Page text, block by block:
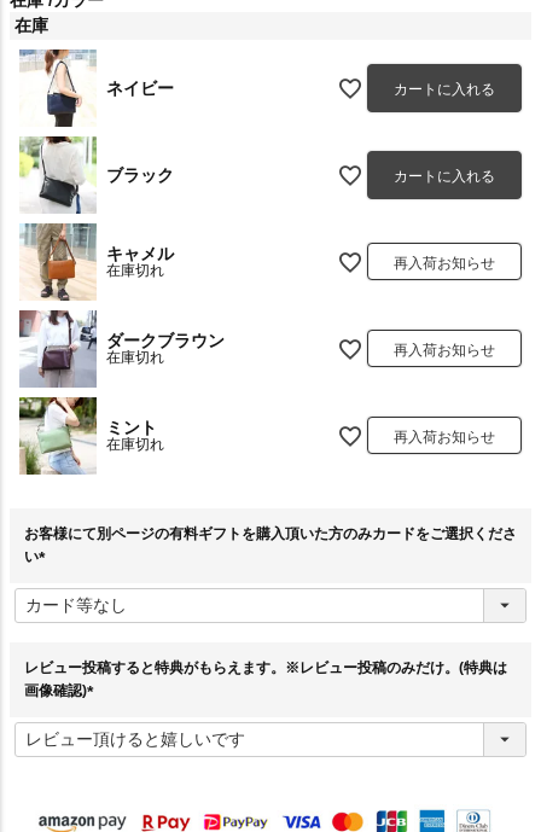
在庫
ネイビー カートに入れる
ブラック カートに入れる
キャメル
在庫切れ 再入荷お知らせ
ダークブラウン
在庫切れ 再入荷お知らせ
ミント
在庫切れ 再入荷お知らせ
お客様にて別ページの有料ギフトを購入頂いた方のみカードをご選択くださ
い
必
須
レビュー投稿すると特典がもらえます。※レビュー投稿のみだけ。(特典は
画像確認)
必
須